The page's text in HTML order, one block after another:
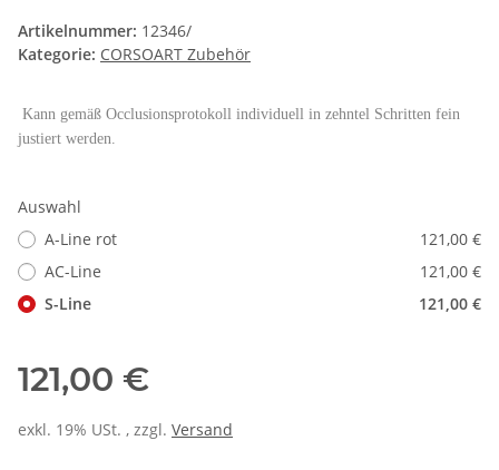
Artikelnummer: 12346/
Kategorie: CORSOART Zubehör
Kann gemäß Occlusionsprotokoll individuell in zehntel Schritten fein
justiert werden.
Auswahl
A-Line rot
121,00 €
AC-Line
121,00 €
S-Line
121,00 €
121,00 €
exkl. 19% USt. , zzgl. Versand